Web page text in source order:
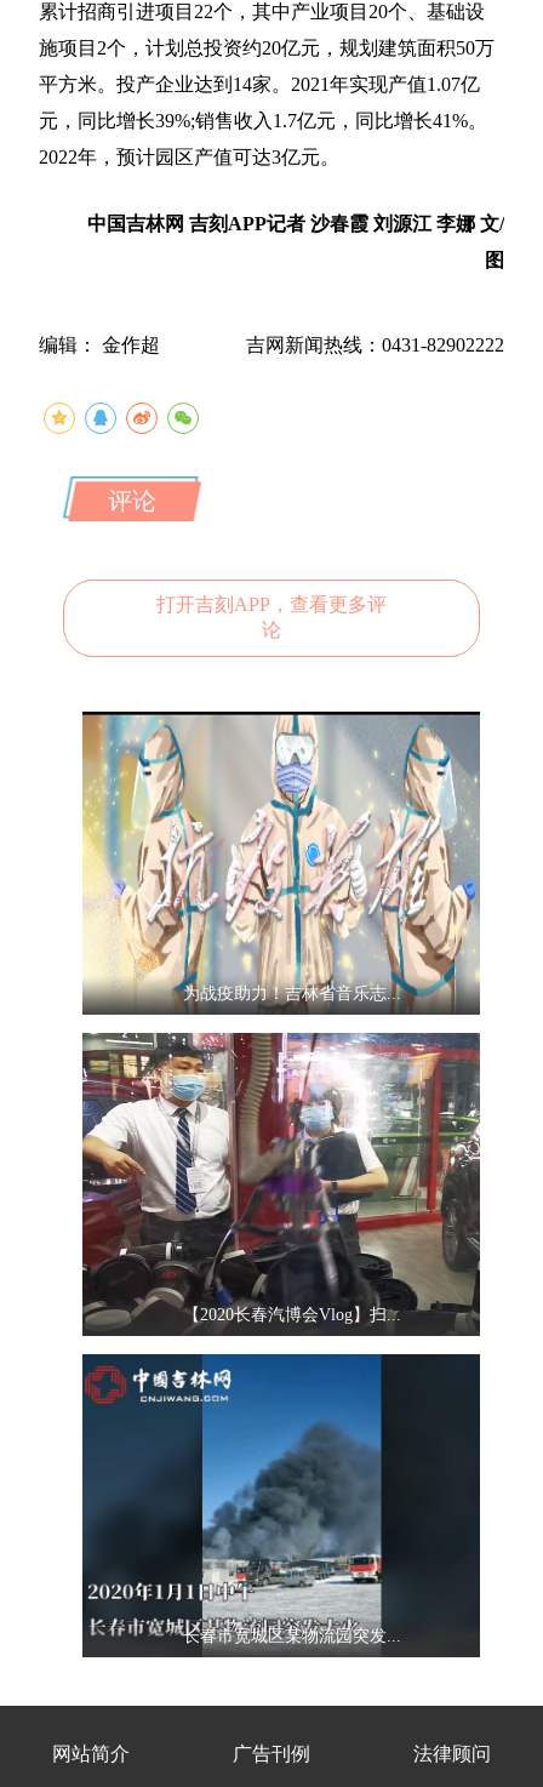
累计招商引进项目22个，其中产业项目20个、基础设
施项目2个，计划总投资约20亿元，规划建筑面积50万
平方米。投产企业达到14家。2021年实现产值1.07亿
元，同比增长39%;销售收入1.7亿元，同比增长41%。
2022年，预计园区产值可达3亿元。
中国吉林网 吉刻APP记者 沙春霞 刘源江 李娜 文/
图
编辑： 金作超 吉网新闻热线：0431-82902222
评论
打开吉刻APP，查看更多评
论
网站简介 广告刊例 法律顾问